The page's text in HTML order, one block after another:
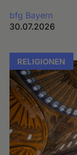
bfg Bayern
30.07.2026
RELIGIONEN